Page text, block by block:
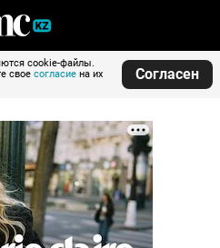
cookie-файлы.
свое согласие на их
Согласен